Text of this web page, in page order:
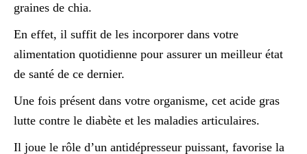
graines de chia.
En effet, il suffit de les incorporer dans votre
alimentation quotidienne pour assurer un meilleur état
de santé de ce dernier.
Une fois présent dans votre organisme, cet acide gras
lutte contre le diabète et les maladies articulaires.
Il joue le rôle d’un antidépresseur puissant, favorise la